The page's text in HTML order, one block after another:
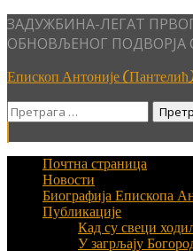
Skip
to
ЗАДУЖБИНА-ЛЕГАТ
ОБНОВЉЕНОГ ПОДВОРЈА
Епископ Антоније
Претрага
Почтна страница
Новости
Биографија Епископа
Публикације
Кад су свеци
У загрљају